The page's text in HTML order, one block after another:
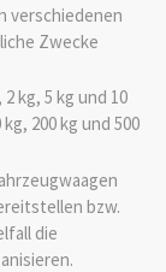
verschiedenen
Zwecke
kg, 5 kg und 10
200 kg und 500
bzw.
die